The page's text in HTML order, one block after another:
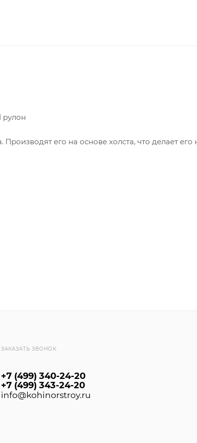
рулон
его на основе холста, что делает его
ЗАКАЗАТЬ ЗВОНОК
+7 (499) 340-24-20
+7 (499) 343-24-20
info@kohinorstroy.ru